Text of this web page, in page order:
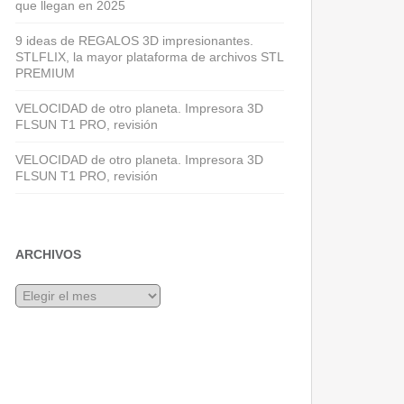
que llegan en 2025
9 ideas de REGALOS 3D impresionantes.
STLFLIX, la mayor plataforma de archivos STL
PREMIUM
VELOCIDAD de otro planeta. Impresora 3D
FLSUN T1 PRO, revisión
VELOCIDAD de otro planeta. Impresora 3D
FLSUN T1 PRO, revisión
ARCHIVOS
Archivos